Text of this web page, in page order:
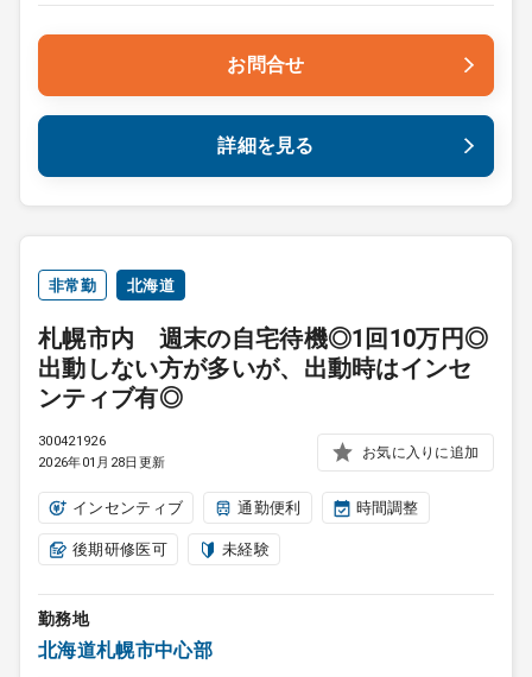
お問合せ
詳細を見る
非常勤 北海道
札幌市内 週末の自宅待機◎1回10万円◎
出動しない方が多いが、出動時はインセ
ンティブ有◎
300421926
2026年01月28日更新
お気に入りに追加
インセンティブ 通勤便利 時間調整
後期研修医可 未経験
勤務地
北海道札幌市中心部